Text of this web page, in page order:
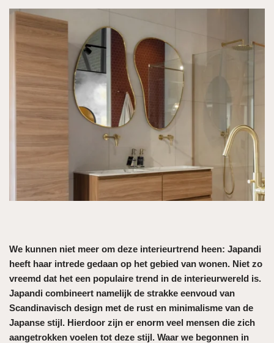
We kunnen niet meer om deze interieurtrend heen: Japandi
heeft haar intrede gedaan op het gebied van wonen. Niet zo
vreemd dat het een populaire trend in de interieurwereld is.
Japandi combineert namelijk de strakke eenvoud van
Scandinavisch design met de rust en minimalisme van de
Japanse stijl. Hierdoor zijn er enorm veel mensen die zich
aangetrokken voelen tot deze stijl. Waar we begonnen in